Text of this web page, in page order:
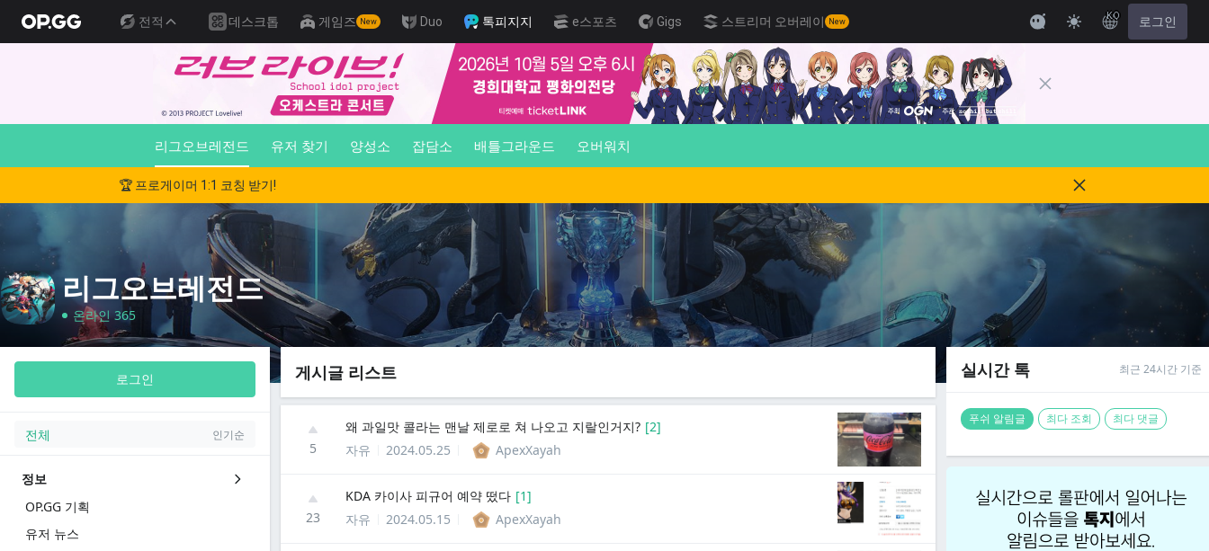
전적 데스크톱 게임즈 New Duo 톡피지지 e스포츠 Gigs 스트리머 오버레이 New
KO 로그인
리그오브레전드 유저 찾기 양성소 잡담소 배틀그라운드 오버워치
🏆 프로게이머 1:1 코칭 받기!
리그오브레전드
온라인 365
로그인
전체 인기순
정보
OP.GG 기획
유저 뉴스
게시글 리스트
5
왜 과일맛 콜라는 맨날 제로로 쳐 나오고 지랄인거지? [2]
자유
2024.05.25 ApexXayah
23
KDA 카이사 피규어 예약 떴다 [1]
자유
2024.05.15 ApexXayah
실시간 톡 최근 24시간 기준
푸쉬 알림글 최다 조회 최다 댓글